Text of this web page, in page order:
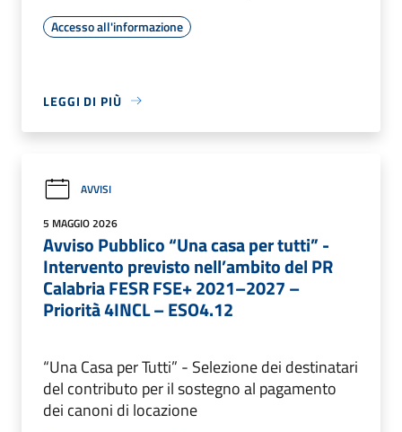
Accesso all'informazione
LEGGI DI PIÙ
AVVISI
5 MAGGIO 2026
Avviso Pubblico “Una casa per tutti” -
Intervento previsto nell’ambito del PR
Calabria FESR FSE+ 2021–2027 –
Priorità 4INCL – ESO4.12
“Una Casa per Tutti” - Selezione dei destinatari
del contributo per il sostegno al pagamento
dei canoni di locazione